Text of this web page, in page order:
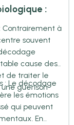
:
à
souvent
cause des
de traiter le
guérison
: Le décodage
les émotions
qui peuvent
En